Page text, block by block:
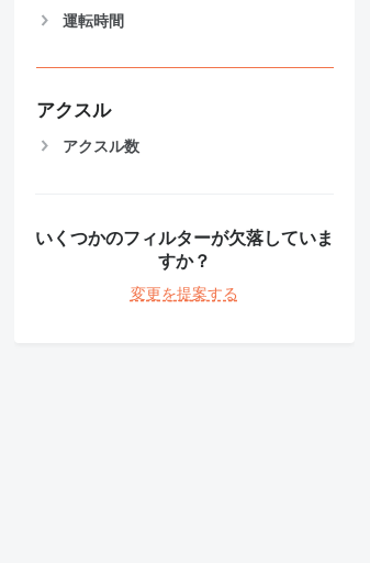
運転時間
アクスル
アクスル数
いくつかのフィルターが欠落していま
すか？
変更を提案する